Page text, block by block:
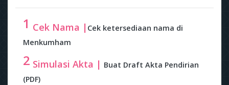
1 Cek Nama | Cek ketersediaan nama di
Menkumham
2 Simulasi Akta | Buat Draft Akta Pendirian
(PDF)